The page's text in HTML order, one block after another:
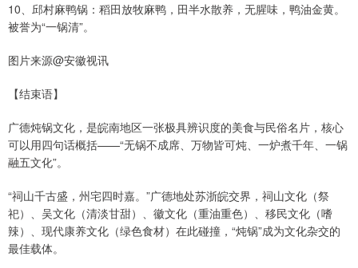
10、邱村麻鸭锅：稻田放牧麻鸭，田半水散养，无腥味，鸭油金黄。
被誉为“一锅清”。
图片来源@安徽视讯
【结束语】
广德炖锅文化，是皖南地区一张极具辨识度的美食与民俗名片，核心
可以用四句话概括——“无锅不成席、万物皆可炖、一炉煮千年、一锅
融五文化”。
“祠山千古盛，州宅四时嘉。”广德地处苏浙皖交界，祠山文化（祭
祀）、吴文化（清淡甘甜）、徽文化（重油重色）、移民文化（嗜
辣）、现代康养文化（绿色食材）在此碰撞，“炖锅”成为文化杂交的
最佳载体。